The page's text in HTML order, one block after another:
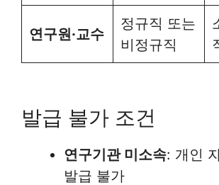
연구원·교수
정규직 또는
비정규직
발급 불가 조건
연구기관 미소속: 개인
발급 불가